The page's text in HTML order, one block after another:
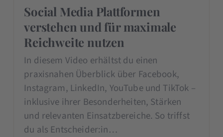
Social Media Plattformen
verstehen und für maximale
Reichweite nutzen
In diesem Video erhältst du einen
praxisnahen Überblick über Facebook,
Instagram, LinkedIn, YouTube und TikTok –
inklusive ihrer Besonderheiten, Stärken
und relevanten Einsatzbereiche. So triffst
du als Entscheider:in…